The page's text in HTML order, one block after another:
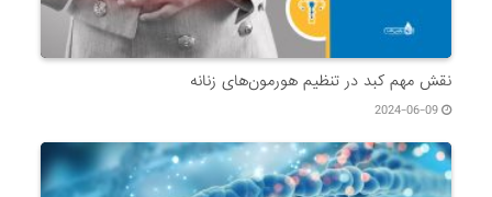
نقش مهم کبد در تنظیم هورمون‌های زنانه
2024-06-09